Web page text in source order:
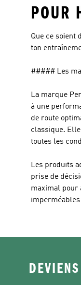
POUR
Que ce soient
ton
##### Les
La marque
à une
de route
classique.
toutes les
Les produits
prise de
maximal pour